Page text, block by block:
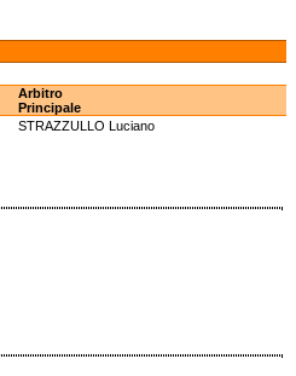
Arbitro
Principale
STRAZZULLO Luciano